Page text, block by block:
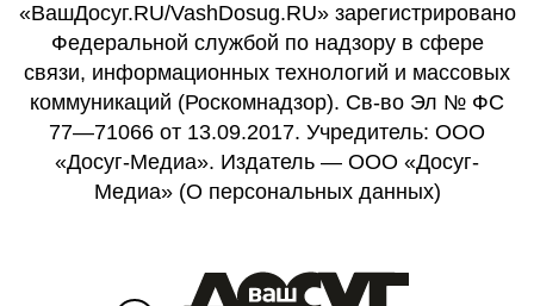
«ВашДосуг.RU/VashDosug.RU» зарегистрировано
Федеральной службой по надзору в сфере
связи, информационных технологий и массовых
коммуникаций (Роскомнадзор). Св-во Эл № ФС
77—71066 от 13.09.2017. Учредитель: ООО
«Досуг-Медиа». Издатель — ООО «Досуг-
Медиа» (О персональных данных)